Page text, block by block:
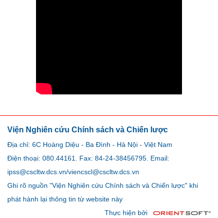
Viện Nghiên cứu Chính sách và Chiến lược
Địa chỉ: 6C Hoàng Diệu - Ba Đình - Hà Nội - Việt Nam
Điện thoại: 080.44161. Fax: 84-24-38456795. Email:
ipss@cscltw.dcs.vn/viencscl@cscltw.dcs.vn
Ghi rõ nguồn "Viện Nghiên cứu Chính sách và Chiến lược" khi
phát hành lại thông tin từ website này
Thực hiện bởi